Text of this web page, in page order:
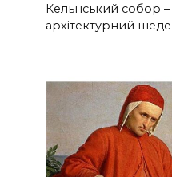
Кельнський собор
архітектурний